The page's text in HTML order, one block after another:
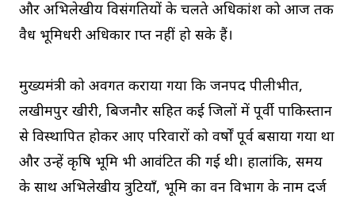
और अभिलेखीय विसंगतियों के चलते अधिकांश को आज तक
वैध भूमिधरी अधिकार प्राप्त नहीं हो सके हैं।
मुख्यमंत्री को अवगत कराया गया कि जनपद पीलीभीत,
लखीमपुर खीरी, बिजनौर सहित कई जिलों में पूर्वी पाकिस्तान
से विस्थापित होकर आए परिवारों को वर्षों पूर्व बसाया गया था
और उन्हें कृषि भूमि भी आवंटित की गई थी। हालांकि, समय
के साथ अभिलेखीय त्रुटियाँ, भूमि का वन विभाग के नाम दर्ज